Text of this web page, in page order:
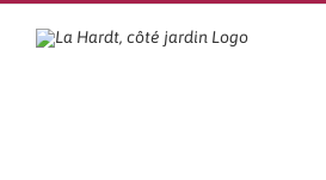
Passer